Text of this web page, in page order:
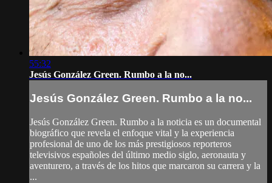
55:32
Jesús González Green. Rumbo a la no...
Jesús González Green. Rumbo a la no...
Jesús González Green. Rumbo a la noticia es un documental
biográfico que revela el enfoque vital y la experiencia
profesional de uno de los más prestigiosos reporteros
televisivos españoles del último medio siglo, aeronauta y
aventurero, a través de los hitos que marcaron su carrera y la
...